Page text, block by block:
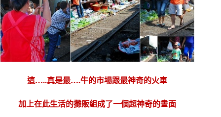
這…..真是最….牛的市場跟最神奇的火車
加上在此生活的攤販組成了一個超神奇的畫面